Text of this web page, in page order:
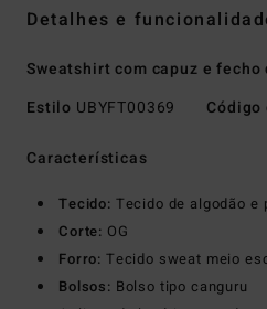
Detalhes e
Sweatshirt com capuz e
Estilo UBYFT00369 Código
Características
Tecido: Tecido de algodão e
Corte: OG
Forro: Tecido sweat meio
Bolsos: Bolso tipo canguru